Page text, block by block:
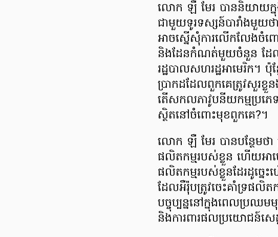
លោក ឡឺ មែរ ​​បាននិយាយក្នុ
ជាមួយទូរទស្សន៍​បារាំង​មួយថ
អាចស្នើសុំការលើកលែងចំពោ
និងដែនកំណត់មួយចំនួន ​ដ
រដ្ឋបាល​សហរដ្ឋអាមេរិក។
ប្រាកដដែល​ពួកគេ​ត្រូវសួរខ្លួ
តើសកលភាវូបនីយកម្មប្រភ
ស្ថិត​​នៅចំពោះ​មុខ​ពួកគេ​?។​
លោក ឡឺ​ មែរ ​បាន​បន្ថែម​ថា
ផលិតកម្ម​​របស់​ខ្លួន​ ហើយ​​អាម
ផលិតកម្ម​របស់​ខ្លួន​​ដែរ​ដូច្ន
ដែលអឺរ៉ុប​ត្រូវ​ចេះ​គាំទ្រ​ផលិត
បច្ចុប្បន្ន​​នៅ​ក្នុង​ពេល​​ប្រឈម
និងការពារផលប្រយោជន៍សេ